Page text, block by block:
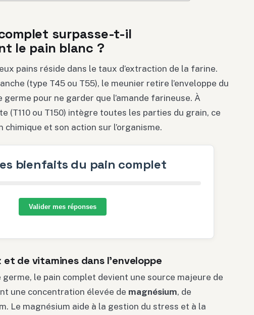
surpasse-t-il
le pain blanc ?
pains réside dans le taux d’extraction de la farine.
(type T45 ou T55), le meunier retire l’enveloppe du
germe pour ne garder que l’amande farineuse. À
(T110 ou T150) intègre toutes les parties du grain, ce
chimique et son action sur l’organisme.
bienfaits du pain complet
Valider mes réponses
et de vitamines dans l’enveloppe
le pain complet devient une source majeure de
une concentration élevée de magnésium, de
Le magnésium aide à la gestion du stress et à la